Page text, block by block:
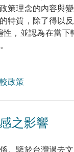
策理念的內容與
特質，除了得以
，並認為在當
政策
之影響
。鑒於台灣過去